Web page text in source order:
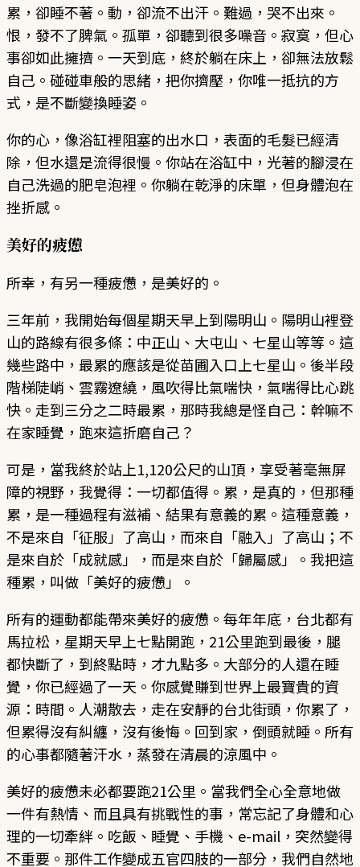
累，卻睡不著。動，卻流不出汗。難過，哭不出來。
恨，發不了脾氣。孤單，卻聽到很多噪音。寂寞，但心
事卻如此擁擠。一天到底，終於躺在床上，卻無法放鬆
自己。碰碰車般的思緒，把你擠壓，你唯一抵抗的方
式，是不斷變換睡姿。
你的心，像浴缸裡阻塞的出水口，表面的毛髮已經清
除，但水還是流得很慢。你站在浴缸中，光著的腳浸在
自己洗過的肥皂泡裡。你躺在乾淨的床單，但身體泡在
挫折感。
美好的疲憊
所幸，有另一種疲憊，是美好的。
三年前，我開始每個星期天早上到陽明山。陽明山裡登
山的路線有很多條：中正山、大屯山、七星山等等。這
幾些路中，最累的應該是從苗圃入口上七星山。後半段
階梯陡峭、雲霧遼繞，風吹得比氣喘快，氣喘得比心跳
快。走到三分之二時最累，那時我總是怪自己：幹嘛不
在家睡覺，跑來這折磨自己？
可是，當我終於站上1,120公尺的山頂，享受著毫無屏
障的視野，我覺得：一切都值得。累，是真的，但那種
累，是一種過程有滋補、結果有意義的累。這種意義，
不是來自「征服」了高山，而來自「融入」了高山；不
是來自於「成就感」，而是來自於「歸屬感」。我把這
種累，叫做「美好的疲憊」。
所有的運動都能帶來美好的疲憊。每年年底，台北都有
馬拉松，星期天早上七點開跑，21公里跑到最後，腿
都快斷了，到終點時，才九點多。大部分的人還在睡
覺，你已經過了一天。你感覺賺到世界上最寶貴的資
源：時間。人潮散去，走在安靜的台北街頭，你累了，
但累得沒有糾纏，沒有後悔。回到家，倒頭就睡。所有
的心事都隨著汗水，蒸發在清晨的涼風中。
美好的疲憊未必都要跑21公里。當我們全心全意地做
一件有熱情、而且具有挑戰性的事，常忘記了身體和心
理的一切牽絆。吃飯、睡覺、手機、e-mail，突然變得
不重要。那件工作變成五官四肢的一部分，我們自然地